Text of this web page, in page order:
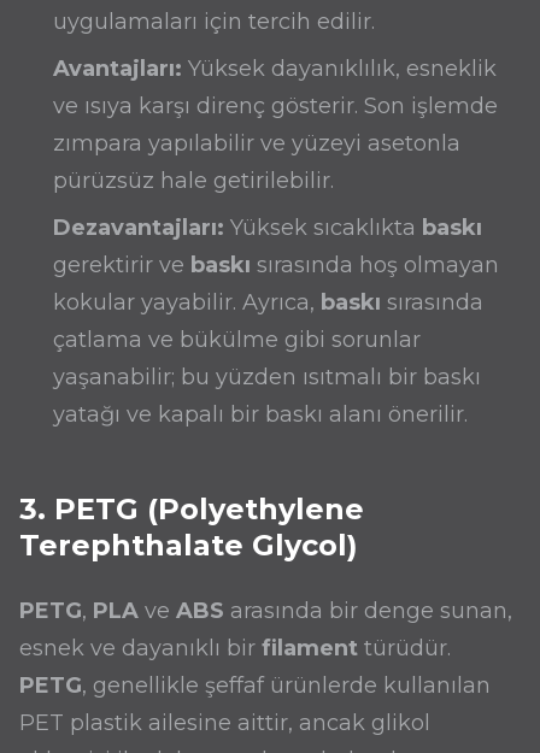
uygulamaları için tercih edilir.
Avantajları: Yüksek dayanıklılık, esneklik
ve ısıya karşı direnç gösterir. Son işlemde
zımpara yapılabilir ve yüzeyi asetonla
pürüzsüz hale getirilebilir.
Dezavantajları: Yüksek sıcaklıkta baskı
gerektirir ve baskı sırasında hoş olmayan
kokular yayabilir. Ayrıca, baskı sırasında
çatlama ve bükülme gibi sorunlar
yaşanabilir; bu yüzden ısıtmalı bir baskı
yatağı ve kapalı bir baskı alanı önerilir.
3. PETG (Polyethylene
Terephthalate Glycol)
PETG, PLA ve ABS arasında bir denge sunan,
esnek ve dayanıklı bir filament türüdür.
PETG, genellikle şeffaf ürünlerde kullanılan
PET plastik ailesine aittir, ancak glikol